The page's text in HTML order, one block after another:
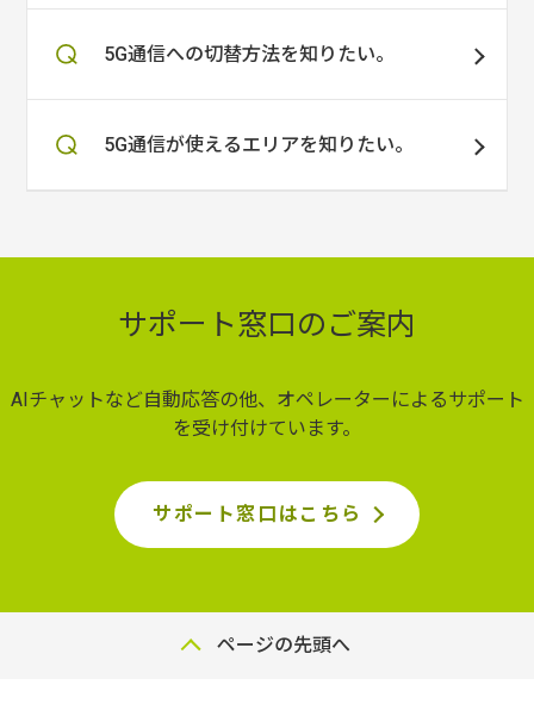
5G通信への切替方法を知りたい。
5G通信が使えるエリアを知りたい。
サポート窓口のご案内
AIチャットなど自動応答の他、オペレーターによるサポート
を受け付けています。
サポート窓口はこちら
ページの先頭へ